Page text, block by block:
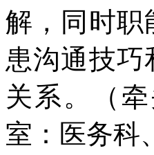
解，同时职
患沟通技
关系。（
室：医务科